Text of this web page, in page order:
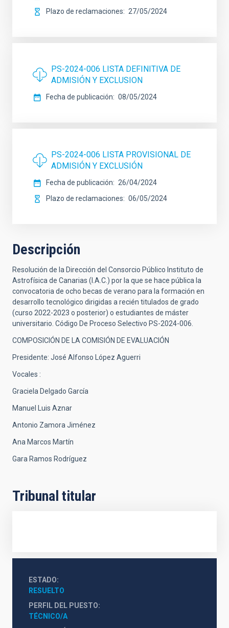
Plazo de reclamaciones
27/05/2024
PS-2024-006 LISTA DEFINITIVA DE
ADMISIÓN Y EXCLUSION
Fecha de publicación 08/05/2024
PS-2024-006 LISTA PROVISIONAL DE
ADMISIÓN Y EXCLUSIÓN
Fecha de publicación
26/04/2024
Plazo de reclamaciones
06/05/2024
Descripción
Resolución de la Dirección del Consorcio Público Instituto de
Astrofísica de Canarias (I.A.C.) por la que se hace pública la
convocatoria de ocho becas de verano para la formación en
desarrollo tecnológico dirigidas a recién titulados de grado
(curso 2022-2023 o posterior) o estudiantes de máster
universitario. Código De Proceso Selectivo PS-2024-006.
COMPOSICIÓN DE LA COMISIÓN DE EVALUACIÓN
Presidente: José Alfonso López Aguerri
Vocales :
Graciela Delgado García
Manuel Luis Aznar
Antonio Zamora Jiménez
Ana Marcos Martín
Gara Ramos Rodríguez
Tribunal titular
ESTADO
RESUELTO
PERFIL DEL PUESTO
TÉCNICO/A